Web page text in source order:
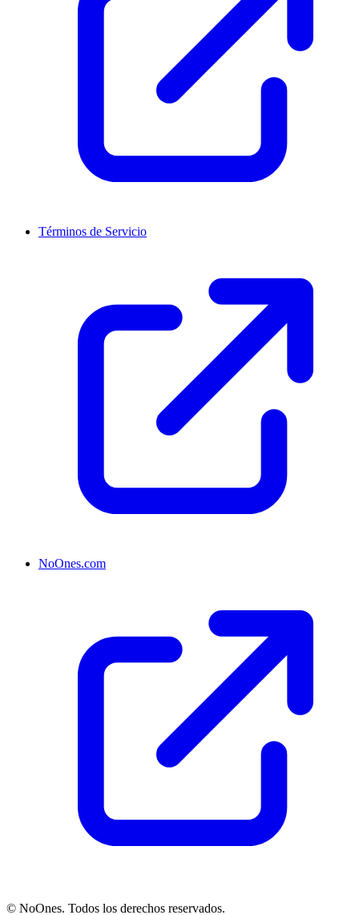
Términos de Servicio
NoOnes.com
© NoOnes. Todos los derechos reservados.